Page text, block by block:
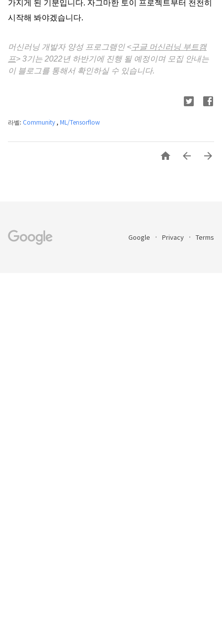
가지게 된 기분입니다. 자그마한 토이 프로젝트부터 천천히
시작해 봐야겠습니다.
머신러닝 개발자 양성 프로그램인 <구글 머신러닝 부트캠
프> 3기는 2022년 하반기에 진행 될 예정이며 모집 안내는
이 블로그를 통해서 확인하실 수 있습니다.
라벨: Community , ML/Tensorflow
  
Google Privacy Terms